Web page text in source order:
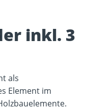
inkl. 3
als
Element im